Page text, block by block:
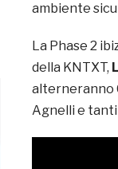
ambiente
La Phase 2
della KNTXT,
alterneranno
Agnelli e